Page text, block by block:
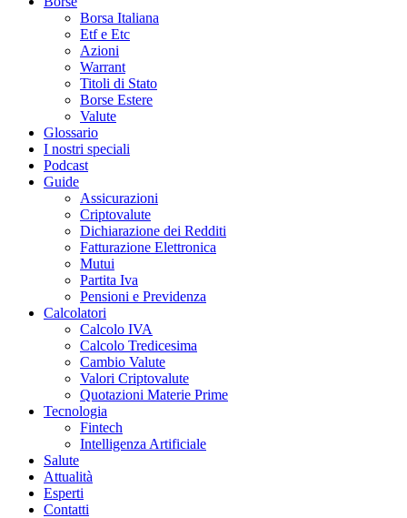
Borsa Italiana
Etf e Etc
Azioni
Warrant
Titoli di Stato
Borse Estere
Valute
Glossario
I nostri speciali
Podcast
Guide
Assicurazioni
Criptovalute
Dichiarazione dei Redditi
Fatturazione Elettronica
Mutui
Partita Iva
Pensioni e Previdenza
Calcolatori
Calcolo IVA
Calcolo Tredicesima
Cambio Valute
Valori Criptovalute
Quotazioni Materie Prime
Tecnologia
Fintech
Intelligenza Artificiale
Salute
Attualità
Esperti
Contatti